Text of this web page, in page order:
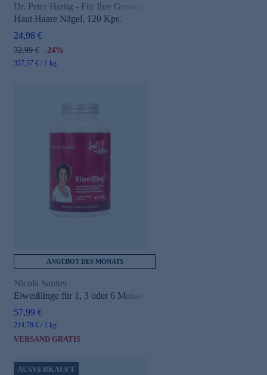
Dr. Peter Hartig - Für Ihre Gesundheit
Haut Haare Nägel, 120 Kps.
24,98 €
32,99 € -24%
337,57 € / 1 kg
ANGEBOT DES MONATS
Nicola Sautter
Eiweißlinge für 1, 3 oder 6 Monate
57,99 €
214,78 € / 1 kg
VERSAND GRATIS
AUSVERKAUFT